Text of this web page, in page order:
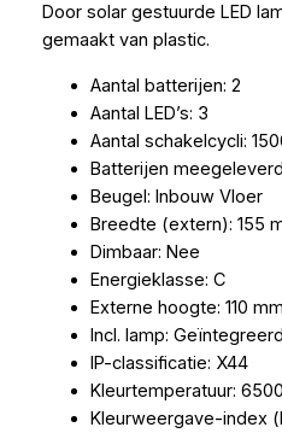
Door solar gestuurde LED
gemaakt van plastic.
Aantal batterijen: 2
Aantal LED’s: 3
Aantal schakelcycli:
Batterijen
Beugel: Inbouw Vloer
Breedte (extern): 155
Dimbaar: Nee
Energieklasse: C
Externe hoogte: 110 mm
Incl. lamp: Geïntegreerd
IP-classificatie: X44
Kleurtemperatuur:
Kleurweergave-index